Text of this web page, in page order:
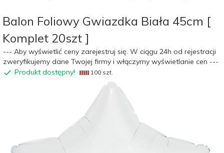
Balon Foliowy Gwiazdka Biała 45cm [
Komplet 20szt ]
--- Aby wyświetlić ceny zarejestruj się. W ciągu 24h od rejestracji
zweryfikujemy dane Twojej firmy i włączymy wyświetlanie cen ---
Produkt dostępny!
100 szt.